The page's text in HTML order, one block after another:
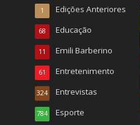
Edições Anteriores
1
Educação
68
Emili Barberino
11
Entretenimento
61
Entrevistas
324
Esporte
784